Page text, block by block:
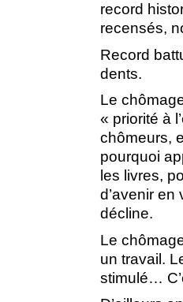
record
recensés,
Record
dents.
Le
« priorité à
chômeurs,
pourquoi
les livres,
d’avenir
décline.
Le
un travail.
stimulé…